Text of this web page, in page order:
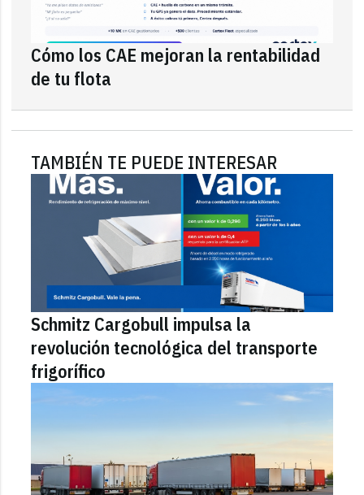
Cómo los CAE mejoran la rentabilidad
de tu flota
TAMBIÉN TE PUEDE INTERESAR
Schmitz Cargobull impulsa la
revolución tecnológica del transporte
frigorífico